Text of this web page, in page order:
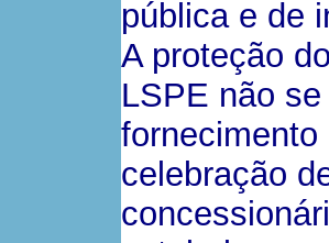
pública e de
A proteção
LSPE não
celebração